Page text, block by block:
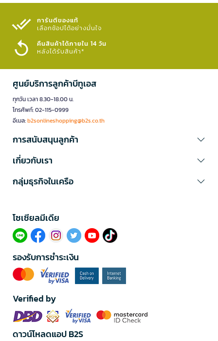
การันตีของแท้
เลือกช้อปได้อย่างมั่นใจ​
คืนสินค้าได้ภายใน 14 วัน
หลังได้รับสินค้า*
ศูนย์บริการลูกค้าบีทูเอส
ทุกวัน เวลา 8.30-18.00 น.
โทรศัพท์: 02-115-0999
อีเมล:b2sonlineshopping@b2s.co.th
การสนับสนุนลูกค้า
เกี่ยวกับเรา
กลุ่มธุรกิจในเครือ
โซเซียลมีเดีย​
รองรับการชำระเงิน
Verified by
ดาวน์โหลดแอป B2S